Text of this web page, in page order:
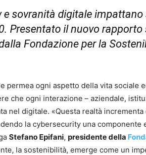
e sovranità digitale
Presentato il nuovo
Fondazione per la
permea ogni aspetto della vita sociale
che ogni interazione – aziendale,
nel digitale. «Questa realtà
la cybersecurity una componente
Stefano Epifani, presidente della
la sostenibilità, emerge come un